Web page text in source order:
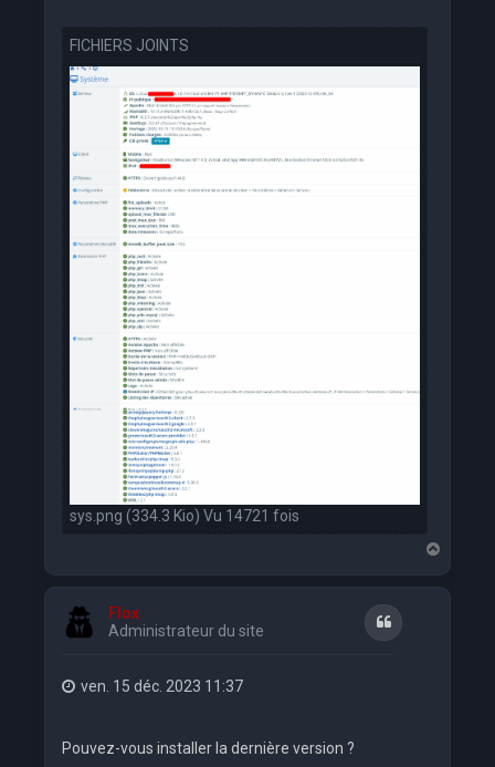
FICHIERS JOINTS
sys.png (334.3 Kio) Vu 14721 fois
a
u
Flox
Administrateur du site
Citation
ven. 15 déc. 2023 11:37
Pouvez-vous installer la dernière version ?